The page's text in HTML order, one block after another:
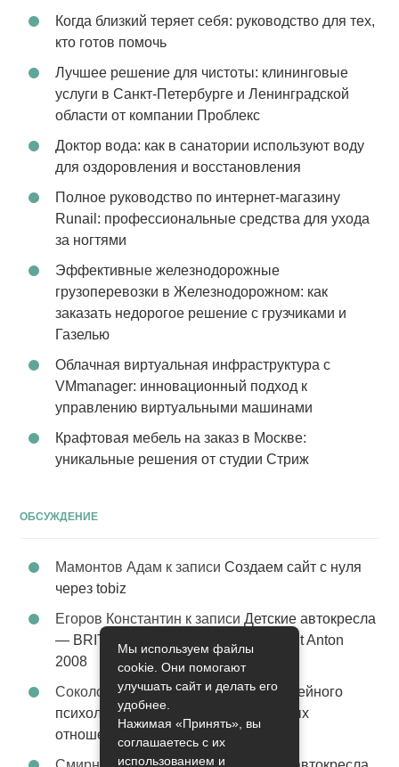
Когда близкий теряет себя: руководство для тех,
кто готов помочь
Лучшее решение для чистоты: клининговые
услуги в Санкт-Петербурге и Ленинградской
области от компании Проблекс
Доктор вода: как в санатории используют воду
для оздоровления и восстановления
Полное руководство по интернет-магазину
Runail: профессиональные средства для ухода
за ногтями
Эффективные железнодорожные
грузоперевозки в Железнодорожном: как
заказать недорогое решение с грузчиками и
Газелью
Облачная виртуальная инфраструктура с
VMmanager: инновационный подход к
управлению виртуальными машинами
Крафтовая мебель на заказ в Москве:
уникальные решения от студии Стриж
ОБСУЖДЕНИЕ
Мамонтов Адам к записиСоздаем сайт с нуля
через tobiz
Егоров Константин к записиДетские автокресла
— BRITAX Evolva 1-2-3 (1-2-3) цвет St Anton
2008
Соколова Эльзак записиУслуги семейного
психолога – стабильность в семейных
отношениях
Мы используем файлы
cookie. Они помогают
улучшать сайт и делать его
удобнее.
Нажимая «Принять», вы
соглашаетесь с их
использованием и